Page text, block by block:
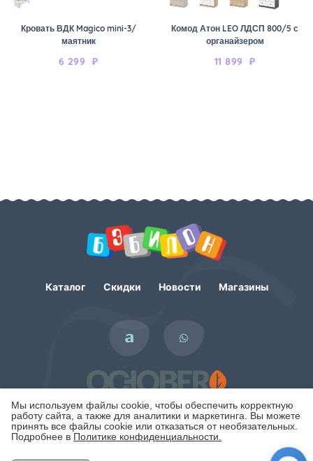
Мы используем файлы cookie, чтобы обеспечить корректную
работу сайта, а также для аналитики и маркетинга. Вы можете
принять все файлы cookie или отказаться от необязательных.
Подробнее в Политике конфиденциальности.
Кровать ВДК Magico mini-3/
маятник
6 299 ₽
Комод Атон LEO ЛДСП 800/5 с
органайзером
11 899 ₽
Каталог Скидки Новости Магазины
Политика конфиденциальности